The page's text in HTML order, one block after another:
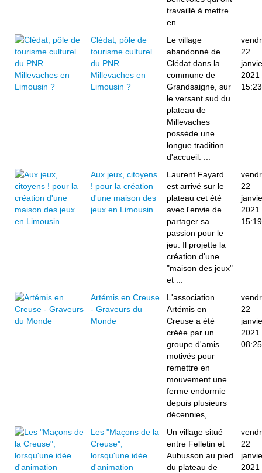
travaillé à mettre
en ...
Clédat, pôle de
tourisme culturel
du PNR
Millevaches en
Limousin ?
Le village
abandonné de
Clédat dans la
commune de
Grandsaigne, sur
le versant sud du
plateau de
Millevaches
possède une
longue tradition
d'accueil. ...
22
2021
15:23
Aux jeux, citoyens
! pour la création
d'une maison des
jeux en Limousin
Laurent Fayard
est arrivé sur le
plateau cet été
avec l'envie de
partager sa
passion pour le
jeu. Il projette la
création d'une
"maison des jeux"
et ...
22
2021
15:19
Artémis en Creuse
- Graveurs du
Monde
L'association
Artémis en
Creuse a été
créée par un
groupe d'amis
motivés pour
remettre en
mouvement une
ferme endormie
depuis plusieurs
décennies, ...
22
2021
08:25
Les "Maçons de la
Creuse",
lorsqu'une idée
d'animation
Un village situé
entre Felletin et
Aubusson au pied
du plateau de
22
2021